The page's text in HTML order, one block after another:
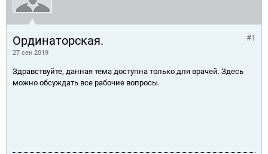
Ординаторская.
27 сен 2019
#1
Здравствуйте, данная тема доступна только для врачей. Здесь
можно обсуждать все рабочие вопросы.